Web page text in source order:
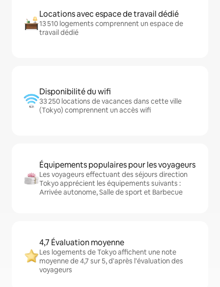
Locations avec espace de travail dédié
13 510 logements comprennent un espace de
travail dédié
Disponibilité du wifi
33 250 locations de vacances dans cette ville
(Tokyo) comprennent un accès wifi
Équipements populaires pour les voyageurs
Les voyageurs effectuant des séjours direction
Tokyo apprécient les équipements suivants :
Arrivée autonome, Salle de sport et Barbecue
4,7 Évaluation moyenne
Les logements de Tokyo affichent une note
moyenne de 4,7 sur 5, d'après l'évaluation des
voyageurs